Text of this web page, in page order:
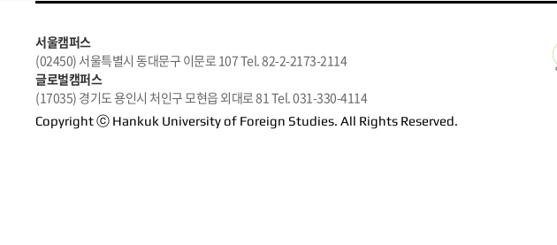
서울캠퍼스
(02450) 서울특별시 동대문구 이문로 107 Tel. 82-2-2173-2114
글로벌캠퍼스
(17035) 경기도 용인시 처인구 모현읍 외대로 81 Tel. 031-330-4114
Copyright ⓒ Hankuk University of Foreign Studies. All Rights Reserved.